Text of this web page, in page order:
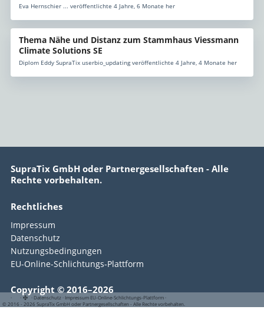
Eva Hernschier ... veröffentlichte 4 Jahre, 6 Monate her
Thema Nähe und Distanz zum Stammhaus Viessmann
Climate Solutions SE
Diplom Eddy SupraTix userbio_updating veröffentlichte 4 Jahre, 4 Monate her
SupraTix GmbH oder Partnergesellschaften - Alle
Rechte vorbehalten.
Rechtliches
Impressum
Datenschutz
Nutzungsbedingungen
EU-Online-Schlichtungs-Plattform
Copyright © 2016–2026
· · · Datenschutz · Impressum EU-Online-Schlichtungs-Plattform ·
© 2016 - 2026 SupraTix GmbH oder Partnergesellschaften - Alle Rechte vorbehalten.